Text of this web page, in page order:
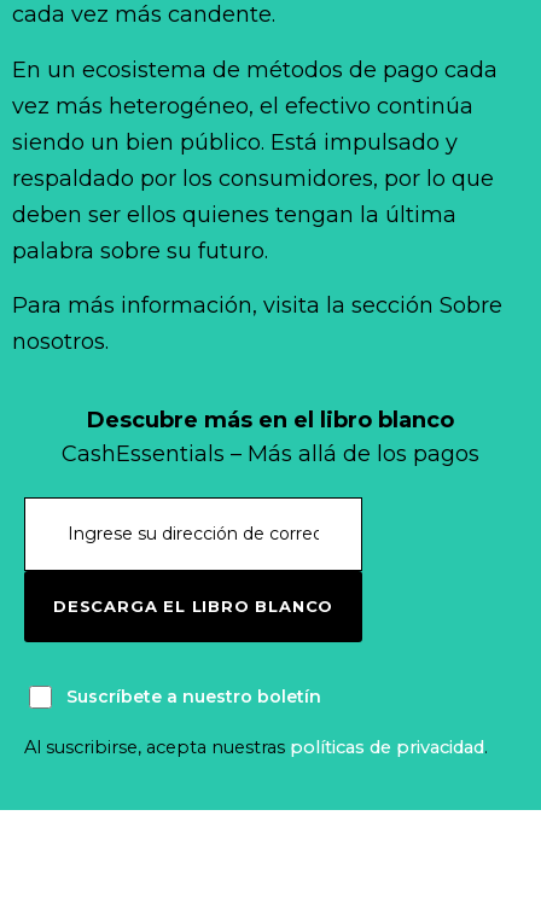
Descubre más en el libro blanco
CashEssentials – Más allá de los pagos
DESCARGA EL LIBRO BLANCO
Suscríbete a nuestro boletín
Al suscribirse, acepta nuestras políticas de privacidad.
cada vez más candente.
En un ecosistema de métodos de pago cada
vez más heterogéneo, el efectivo continúa
siendo un bien público. Está impulsado y
respaldado por los consumidores, por lo que
deben ser ellos quienes tengan la última
palabra sobre su futuro.
Para más información, visita la sección Sobre
nosotros.